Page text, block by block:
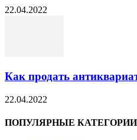
22.04.2022
Как продать
22.04.2022
ПОПУЛЯРНЫЕ КАТЕГОРИИ